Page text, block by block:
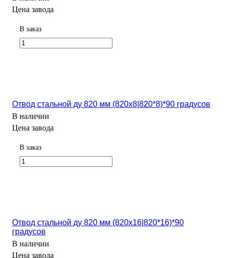
Цена завода
В заказ
Отвод стальной ду 820 мм (820х8|820*8)*90 градусов
В наличии
Цена завода
В заказ
Отвод стальной ду 820 мм (820х16|820*16)*90
градусов
В наличии
Цена завода